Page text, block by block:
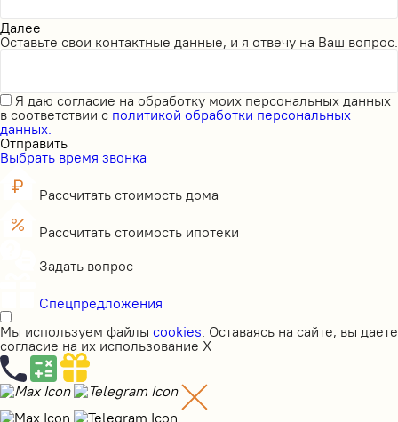
Далее
Оставьте свои контактные данные, и я отвечу на Ваш вопрос.
Я даю согласие на обработку моих персональных данных
в соответствии с политикой обработки персональных
данных.
Отправить
Выбрать время звонка
Рассчитать стоимость дома
Рассчитать стоимость ипотеки
Задать вопрос
Спецпредложения
Мы используем файлы cookies . Оставаясь на сайте, вы даете
согласие на их использование X